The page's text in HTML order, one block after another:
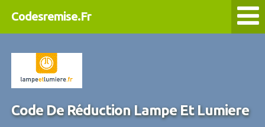
Codesremise.Fr
Code De Réduction Lampe Et Lumiere